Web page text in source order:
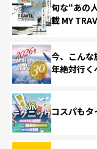
旬な“あの
載 MY
今、こんな
年絶対行く
コスパも